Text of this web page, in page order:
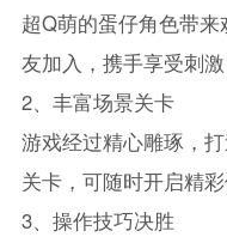
超Q萌的蛋仔角色带
友加入，携手享受刺激
2、丰富场景关卡
游戏经过精心雕琢，
关卡，可随时开启精彩
3、操作技巧决胜